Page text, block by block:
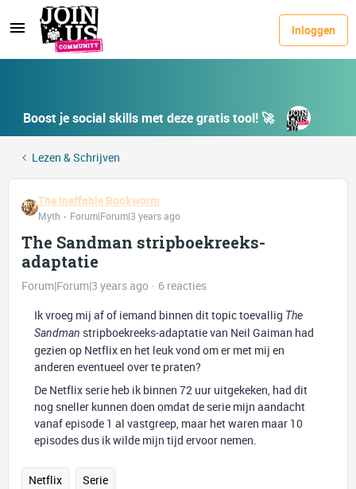
Inloggen
Boost je social skills met deze gratis tool! 🚀
Lezen & Schrijven
The Ineffable Bookworm
Myth Forum|Forum|3 years ago
The Sandman stripboekreeks-
adaptatie
Forum|Forum|3 years ago
6 reacties
Ik vroeg mij af of iemand binnen dit topic toevallig The
Sandman stripboekreeks-adaptatie van Neil Gaiman had
gezien op Netflix en het leuk vond om er met mij en
anderen eventueel over te praten?
De Netflix serie heb ik binnen 72 uur uitgekeken, had dit
nog sneller kunnen doen omdat de serie mijn aandacht
vanaf episode 1 al vastgreep, maar het waren maar 10
episodes dus ik wilde mijn tijd ervoor nemen.
Netflix Serie